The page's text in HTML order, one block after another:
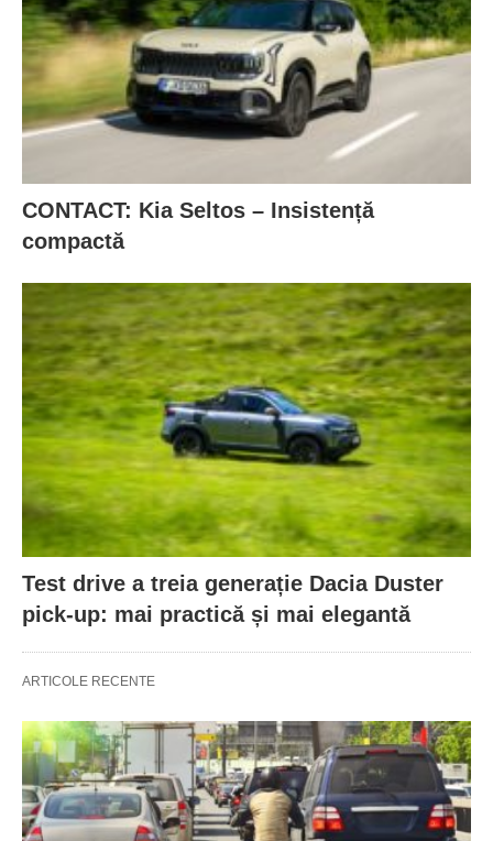
CONTACT: Kia Seltos – Insistență
compactă
Test drive a treia generație Dacia Duster
pick-up: mai practică și mai elegantă
ARTICOLE RECENTE